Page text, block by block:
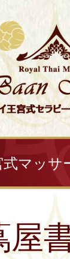
マッサ
屋